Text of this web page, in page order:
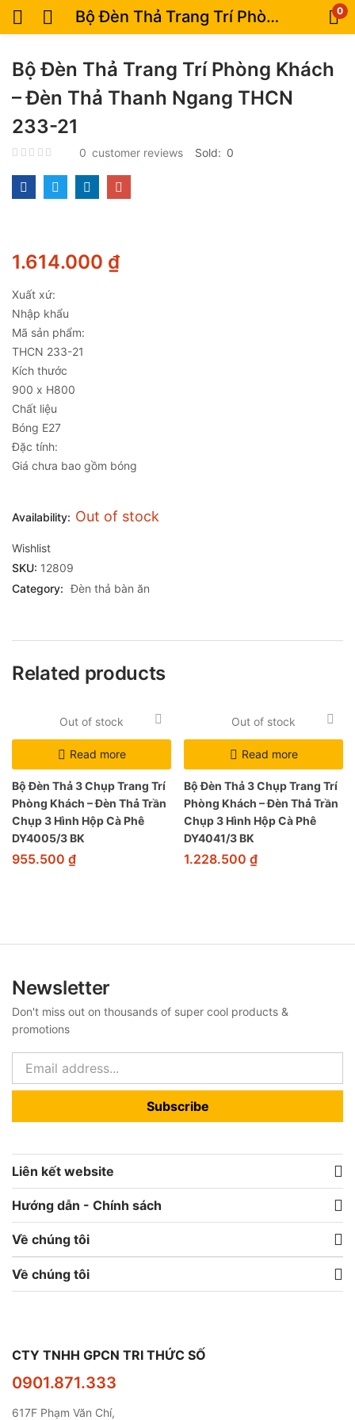
Bộ Đèn Thả Trang Trí Phòng Khách – Đèn Thả Thanh Ngang THCN 233-21 0
Bộ Đèn Thả Trang Trí Phòng Khách
– Đèn Thả Thanh Ngang THCN
233-21
0 customer reviews Sold: 0
1.614.000 ₫
Xuất xứ:
Nhập khẩu
Mã sản phẩm:
THCN 233-21
Kích thước
900 x H800
Chất liệu
Bóng E27
Đặc tính:
Giá chưa bao gồm bóng
Availability: Out of stock
Wishlist
SKU: 12809
Category: Đèn thả bàn ăn
Related products
Out of stock
Read more
Bộ Đèn Thả 3 Chụp Trang Trí
Phòng Khách – Đèn Thả Trần
Chụp 3 Hình Hộp Cà Phê
DY4005/3 BK
955.500 ₫
Out of stock
Read more
Bộ Đèn Thả 3 Chụp Trang Trí
Phòng Khách – Đèn Thả Trần
Chụp 3 Hình Hộp Cà Phê
DY4041/3 BK
1.228.500 ₫
Newsletter
Don't miss out on thousands of super cool products &
promotions
Subscribe
Liên kết website
Hướng dẫn - Chính sách
Về chúng tôi
Về chúng tôi
CTY TNHH GPCN TRI THỨC SỐ
0901.871.333
617F Phạm Văn Chí,